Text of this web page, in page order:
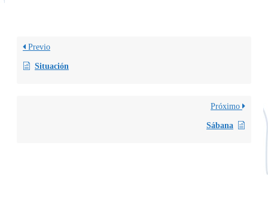
Previo
Situación
Próximo
Sábana